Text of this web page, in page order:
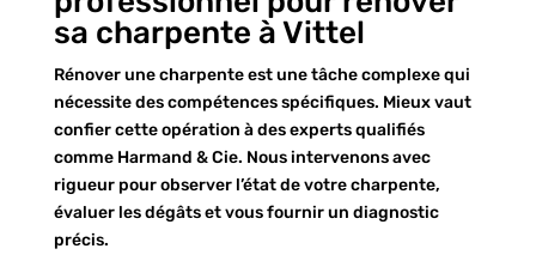
sa charpente à Vittel
Rénover une charpente est une tâche complexe qui
nécessite des compétences spécifiques. Mieux vaut
confier cette opération à des experts qualifiés
comme Harmand & Cie. Nous intervenons avec
rigueur pour observer l’état de votre charpente,
évaluer les dégâts et vous fournir un diagnostic
précis.